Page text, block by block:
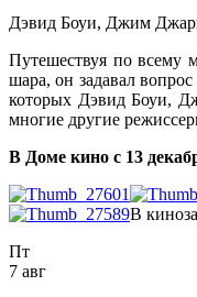
Дэвид Боуи, Джим
Путешествуя по всему
шара, он задавал
которых Дэвид Боуи,
многие другие
В Доме кино с 13
В
Пт
7 авг